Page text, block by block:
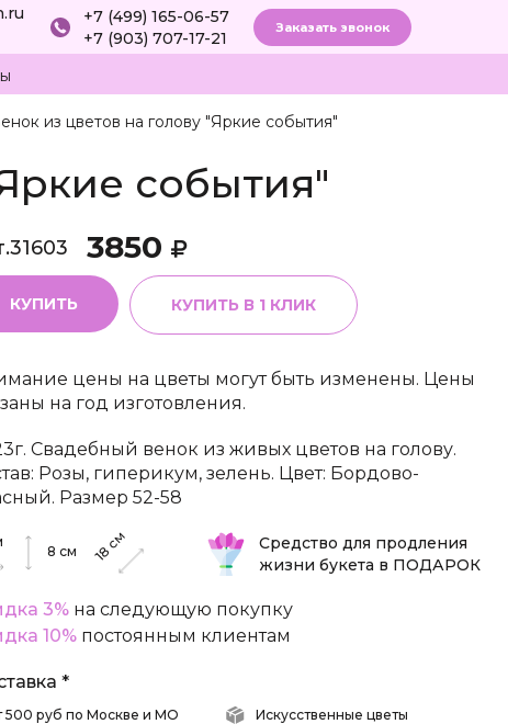
+7 (499) 165-06-57
+7 (903) 707-17-21
Заказать звонок
из цветов на голову "Яркие события"
события"
31603 3850
КУПИТЬ КУПИТЬ В 1 КЛИК
цены на цветы могут быть изменены. Цены
на год изготовления.
Свадебный венок из живых цветов на голову.
Розы, гиперикум, зелень. Цвет: Бордово-
Размер 52-58
8 см 18
см
Средство для продления
жизни букета в ПОДАРОК
3% на следующую покупку
10% постоянным клиентам
*
500 руб по Москве и МО
Искусственные цветы